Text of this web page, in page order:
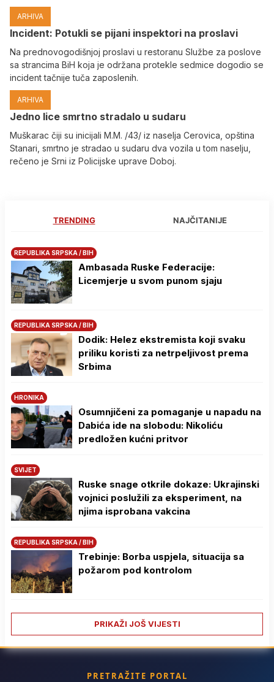
ARHIVA
Incident: Potukli se pijani inspektori na proslavi
Na prednovogodišnjoj proslavi u restoranu Službe za poslove
sa strancima BiH koja je održana protekle sedmice dogodio se
incident tačnije tuča zaposlenih.
ARHIVA
Јedno lice smrtno stradalo u sudaru
Muškarac čiji su inicijali M.M. /43/ iz naselja Cerovica, opština
Stanari, smrtno je stradao u sudaru dva vozila u tom naselju,
rečeno je Srni iz Policijske uprave Doboj.
TRENDING NAJČITANIJE
REPUBLIKA SRPSKA / BIH
Ambasada Ruske Federacije:
Licemjerje u svom punom sjaju
REPUBLIKA SRPSKA / BIH
Dodik: Helez ekstremista koji svaku
priliku koristi za netrpeljivost prema
Srbima
HRONIKA
Osumnjičeni za pomaganje u napadu na
Dabića ide na slobodu: Nikoliću
predložen kućni pritvor
SVIJET
Ruske snage otkrile dokaze: Ukrajinski
vojnici poslužili za eksperiment, na
njima isprobana vakcina
REPUBLIKA SRPSKA / BIH
Trebinje: Borba uspjela, situacija sa
požarom pod kontrolom
PRIKAŽI JOŠ VIJESTI
PRETRAŽITE PORTAL